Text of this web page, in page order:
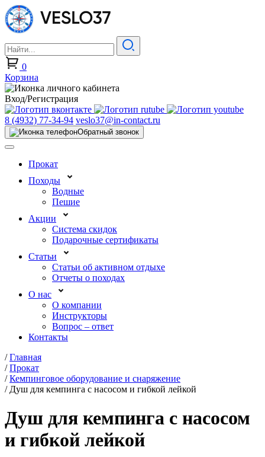
0
Корзина
Вход/Регистрация
8 (4932) 77-34-94 veslo37@in-contact.ru
Обратный звонок
Прокат
Походы
Водные
Пешие
Акции
Система скидок
Подарочные сертификаты
Статьи
Статьи об активном отдыхе
Отчеты о походах
О нас
О компании
Инструкторы
Вопрос – ответ
Контакты
/Главная
/Прокат
/Кемпинговое оборудование и снаряжение
/ Душ для кемпинга с насосом и гибкой лейкой
Душ для кемпинга с насосом
и гибкой лейкой